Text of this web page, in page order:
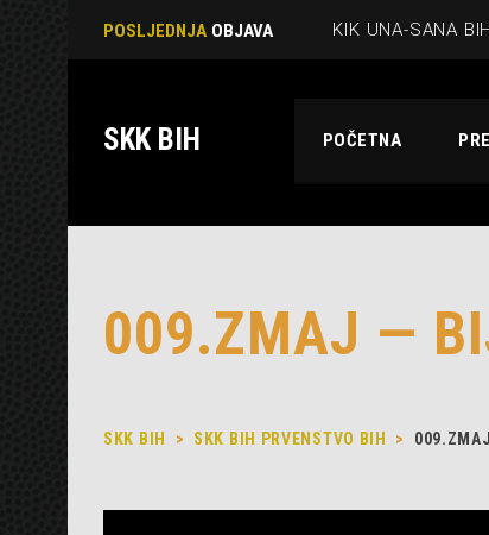
POSLJEDNJA OBJAVA
SKK BIH POČETNA
009.ZMAJ —
SKK BIH > SKK BIH PRVENSTVO BIH >